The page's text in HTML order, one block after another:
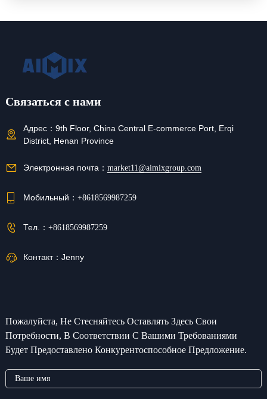
Связаться с нами
Адрес： 9th Floor, China Central E-commerce Port, Erqi
District, Henan Province
Электронная почта： market11@aimixgroup.com
Мобильный： +8618569987259
Тел.： +8618569987259
Контакт： Jenny
Пожалуйста, Не Стесняйтесь Оставлять Здесь Свои
Потребности, В Соответствии С Вашими Требованиями
Будет Предоставлено Конкурентоспособное Предложение.